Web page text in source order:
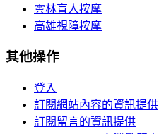
雲林盲人按摩
高雄視障按摩
其他操作
登入
訂閱網站內容的資訊提供
訂閱留言的資訊提供